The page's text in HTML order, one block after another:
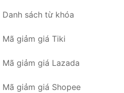
Danh sách từ khóa
Mã giảm giá Tiki
Mã giảm giá Lazada
Mã giảm giá Shopee